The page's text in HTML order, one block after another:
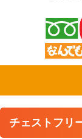
チェストフ